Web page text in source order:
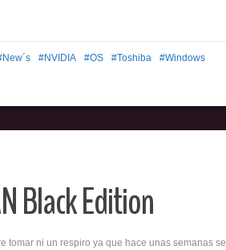
New´s NVIDIA OS Toshiba
Windows
Black Edition
tomar ni un respiro ya que hace unas semanas se